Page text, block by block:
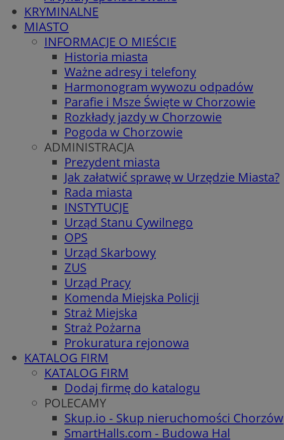
KRYMINALNE
MIASTO
INFORMACJE O MIEŚCIE
Historia miasta
Ważne adresy i telefony
Harmonogram wywozu odpadów
Parafie i Msze Święte w Chorzowie
Rozkłady jazdy w Chorzowie
Pogoda w Chorzowie
ADMINISTRACJA
Prezydent miasta
Jak załatwić sprawę w Urzędzie Miasta?
Rada miasta
INSTYTUCJE
Urząd Stanu Cywilnego
OPS
Urząd Skarbowy
ZUS
Urząd Pracy
Komenda Miejska Policji
Straż Miejska
Straż Pożarna
Prokuratura rejonowa
KATALOG FIRM
KATALOG FIRM
Dodaj firmę do katalogu
POLECAMY
Skup.io - Skup nieruchomości Chorzów
SmartHalls.com - Budowa Hal